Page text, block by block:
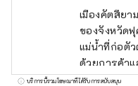
เมืองคัตสึยา
ของจังหวัด
แม่น้ำที่ก่อตั
ด้วยการค้า
สิ่งทอเป็นอุต
บริการนี้รวมโฆษณาที่ได้รับการสนับสนุน